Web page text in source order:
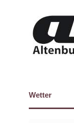
Wetter